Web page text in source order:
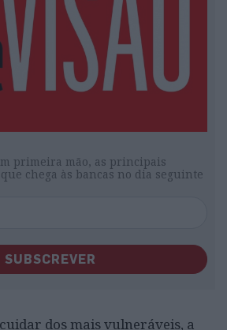
primeira mão, as principais
chega às bancas no dia seguinte
SUBSCREVER
dos mais vulneráveis, a